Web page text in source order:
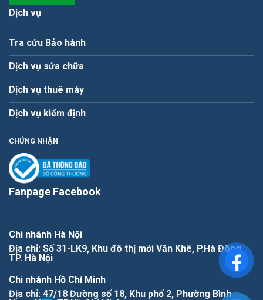
Dịch vụ
Tra cứu Bảo hành
Dịch vụ sửa chữa
Dịch vụ thuê máy
Dịch vụ kiểm định
CHỨNG NHẬN
Fanpage Facebook
Chi nhánh Hà Nội
Địa chỉ: Số 31-LK9, Khu đô thị mới Văn Khê, P.Hà Đông,
TP. Hà Nội
Chi nhánh Hồ Chí Minh
Địa chỉ: 47/18 Đường số 18, Khu phố 2, Phường Bình